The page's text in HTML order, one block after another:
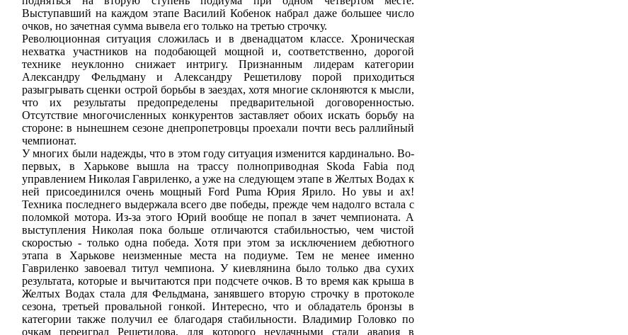
Выступавший на каждом этапе Василий Кобенок набрал даже большее число
очков, но зачетная сумма вывела его только на третью строчку.
Революционная ситуация сложилась и в двенадцатом классе. Хроническая
нехватка участников на подобающей мощной и, соответственно, дорогой
технике неуклонно снижает интригу. Признанным лидерам категории
Александру Фельдману и Александру Решетилову порой приходиться
разыгрывать сценки острой борьбы в заездах, хотя многие склоняются к мысли,
что их результаты предопределены предварительной договоренностью.
Отсутствие многочисленных конкурентов заставляет обоих искать борьбу на
стороне: в нынешнем сезоне днепропетровцы проехали почти весь раллийный
чемпионат.
У многих были надежды, что в этом году ситуация изменится кардинально. Во-
первых, в Харькове вышла на трассу полноприводная Skoda Fabia под
управлением Николая Гавриленко, а уже на следующем этапе в Желтых Водах к
ней присоединился очень мощный Ford Puma Юрия Ярило. Но увы и ах!
Техника последнего выдержала всего две победы, прежде чем надолго встала с
поломкой мотора. Из-за этого Юрий вообще не попал в зачет чемпионата. А
выступления Николая пока больше отличаются стабильностью, чем чистой
скоростью - только одна победа. Хотя при этом за исключением дебютного
этапа в Харькове неизменные места на подиуме. Тем не менее именно
Гавриленко завоевал титул чемпиона. У киевлянина было только два сухих
результата, которые и вычитаются при подсчете очков. В то время как крыша в
Желтых Водах стала для Фельдмана, занявшего вторую строчку в протоколе
сезона, третьей провальной гонкой. Интересно, что и обладатель бронзы в
категории также получил ее благодаря стабильности. Владимир Головко по
очкам переиграл Решетилова, для которого неудачными стали авария в